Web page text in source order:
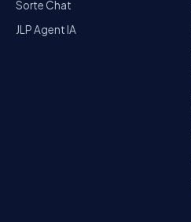
Sorte Chat
JLP Agent IA